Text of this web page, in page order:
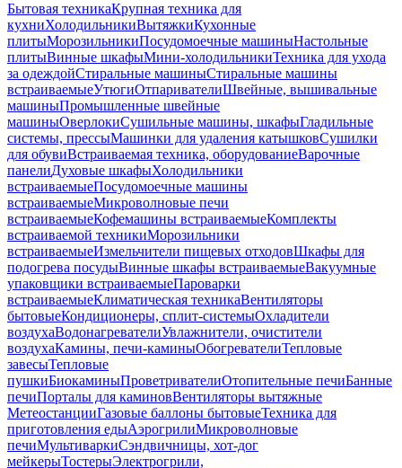
Бытовая техникаКрупная техника для
кухниХолодильникиВытяжкиКухонные
плитыМорозильникиПосудомоечные машиныНастольные
плитыВинные шкафыМини-холодильникиТехника для ухода
за одеждойСтиральные машиныСтиральные машины
встраиваемыеУтюгиОтпаривателиШвейные, вышивальные
машиныПромышленные швейные
машиныОверлокиСушильные машины, шкафыГладильные
системы, прессыМашинки для удаления катышковСушилки
для обувиВстраиваемая техника, оборудованиеВарочные
панелиДуховые шкафыХолодильники
встраиваемыеПосудомоечные машины
встраиваемыеМикроволновые печи
встраиваемыеКофемашины встраиваемыеКомплекты
встраиваемой техникиМорозильники
встраиваемыеИзмельчители пищевых отходовШкафы для
подогрева посудыВинные шкафы встраиваемыеВакуумные
упаковщики встраиваемыеПароварки
встраиваемыеКлиматическая техникаВентиляторы
бытовыеКондиционеры, сплит-системыОхладители
воздухаВодонагревателиУвлажнители, очистители
воздухаКамины, печи-каминыОбогревателиТепловые
завесыТепловые
пушкиБиокаминыПроветривателиОтопительные печиБанные
печиПорталы для каминовВентиляторы вытяжные
МетеостанцииГазовые баллоны бытовыеТехника для
приготовления едыАэрогрилиМикроволновые
печиМультиваркиСэндвичницы, хот-дог
мейкерыТостерыЭлектрогрили,